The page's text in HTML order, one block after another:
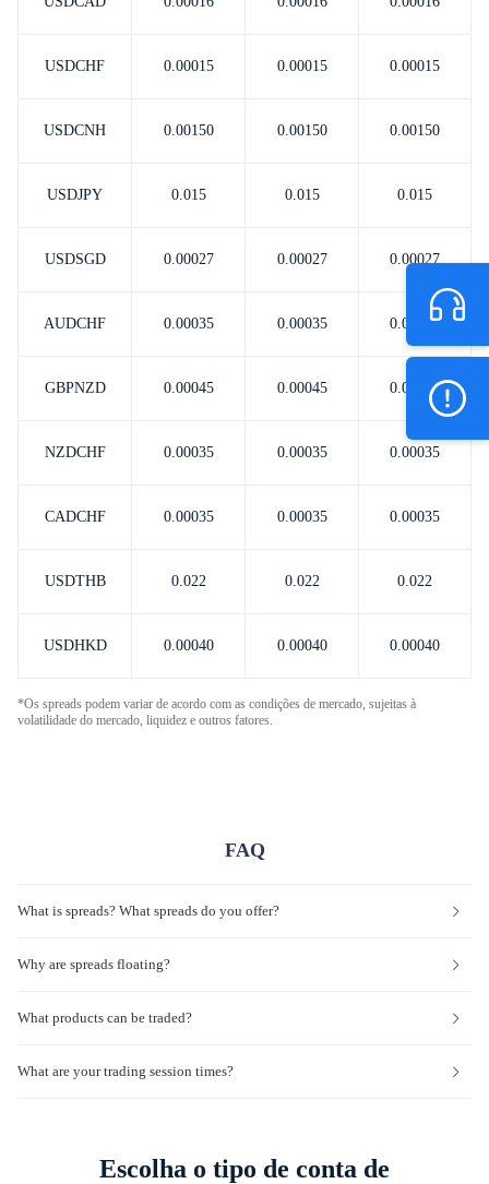
USDCHF 0.00015 0.00015 0.00015
USDCNH 0.00150 0.00150 0.00150
USDJPY 0.015 0.015 0.015
USDSGD 0.00027 0.00027 0.00027
AUDCHF 0.00035 0.00035 0.00035
GBPNZD 0.00045 0.00045 0.00045
NZDCHF 0.00035 0.00035 0.00035
CADCHF 0.00035 0.00035 0.00035
USDTHB 0.022 0.022 0.022
USDHKD 0.00040 0.00040 0.00040
*Os spreads podem variar de acordo com as condições de mercado, sujeitas à
volatilidade do mercado, liquidez e outros fatores.
FAQ
What is spreads? What spreads do you offer?
Why are spreads floating?
What products can be traded?
What are your trading session times?
Escolha o tipo de conta de